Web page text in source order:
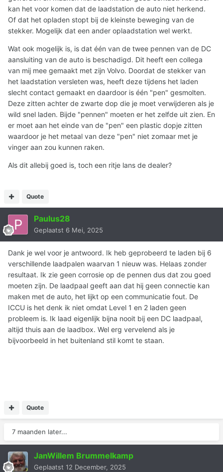
kan het voor komen dat de laadstation de auto niet herkend.
Of dat het opladen stopt bij de kleinste beweging van de
stekker. Mogelijk dat een ander oplaadstation wel werkt.
Wat ook mogelijk is, is dat één van de twee pennen van de DC
aansluiting van de auto is beschadigd. Dit heeft een collega
van mij mee gemaakt met zijn Volvo. Doordat de stekker van
het laadstation versleten was, heeft deze tijdens het laden
slecht contact gemaakt en daardoor is één "pen" gesmolten.
Deze zitten achter de zwarte dop die je moet verwijderen als je
wild snel laden. Bijde "pennen" moeten er het zelfde uit zien. En
er moet aan het einde van de "pen" een plastic dopje zitten
waardoor je het metaal van deze "pen" niet zomaar met je
vinger aan zou kunnen raken.
Als dit allebij goed is, toch een ritje lans de dealer?
Quote
Paulus28
Geplaatst 6 Mei, 2025
Dank je wel voor je antwoord. Ik heb geprobeerd te laden bij 6
verschillende laadpalen waarvan 1 nieuw was. Helaas zonder
resultaat. Ik zie geen corrosie op de pennen dus dat zou goed
moeten zijn. De laadpaal geeft aan dat hij geen connectie kan
maken met de auto, het lijkt op een communicatie fout. De
ICCU is het denk ik niet omdat Level 1 en 2 laden geen
probleem is. Ik laad eigenlijk bijna nooit bij een DC laadpaal,
altijd thuis aan de laadbox. Wel erg vervelend als je
bijvoorbeeld in het buitenland stil komt te staan.
Quote
7 maanden later...
JanWillem Brummelkamp
Geplaatst 12 December, 2025